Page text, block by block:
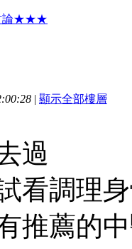
論★★★
| 顯示全部樓層
過
看調理
推薦的